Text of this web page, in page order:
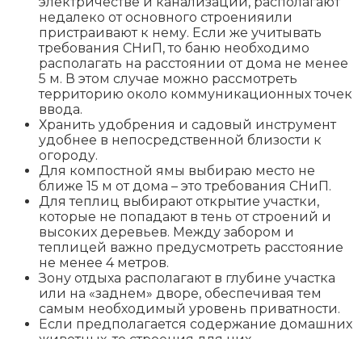
недалеко от основного строенияили
пристраивают к нему. Если же учитывать
требования СНиП, то баню необходимо
располагать на расстоянии от дома не менее
5 м. В этом случае можно рассмотреть
территорию около коммуникационных точек
ввода.
Хранить удобрения и садовый инструмент
удобнее в непосредственной близости к
огороду.
Для компостной ямы выбираю место не
ближе 15 м от дома – это требования СНиП.
Для теплиц выбирают открытие участки,
которые не попадают в тень от строений и
высоких деревьев. Между забором и
теплицей важно предусмотреть расстояние
не менее 4 метров.
Зону отдыха располагают в глубине участка
или на «заднем» дворе, обеспечивая тем
самым необходимый уровень приватности.
Если предполагается содержание домашних